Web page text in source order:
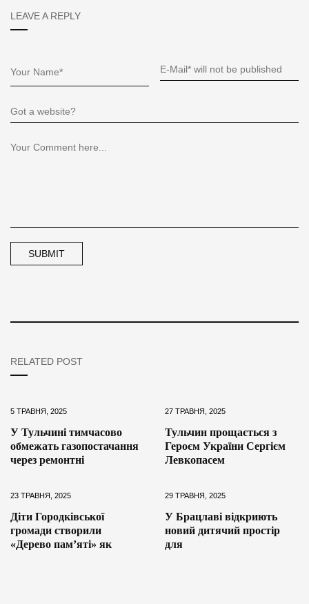
LEAVE A REPLY
RELATED POST
5 ТРАВНЯ, 2025
У Тульчині тимчасово
обмежать газопостачання
через ремонтні
27 ТРАВНЯ, 2025
Тульчин прощається з
Героєм України Сергієм
Левкопасем
23 ТРАВНЯ, 2025
Діти Городківської
громади створили
«Дерево пам’яті» як
29 ТРАВНЯ, 2025
У Брацлаві відкриють
новий дитячий простір
для